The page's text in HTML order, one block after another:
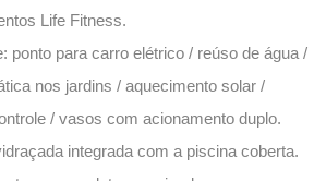
Life Fitness.
ponto para carro elétrico / reúso de água /
nos jardins / aquecimento solar /
/ vasos com acionamento duplo.
integrada com a piscina coberta.